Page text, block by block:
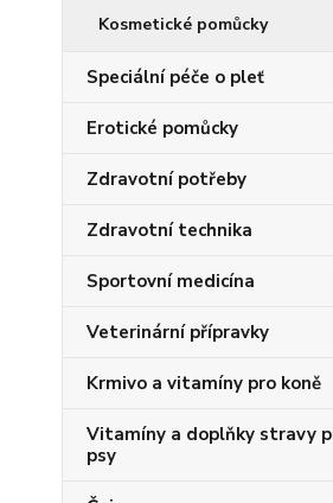
Kosmetické pomůcky
Speciální péče o pleť
Erotické pomůcky
Zdravotní potřeby
Zdravotní technika
Sportovní medicína
Veterinární přípravky
Krmivo a vitamíny pro koně
Vitamíny a doplňky stravy
psy